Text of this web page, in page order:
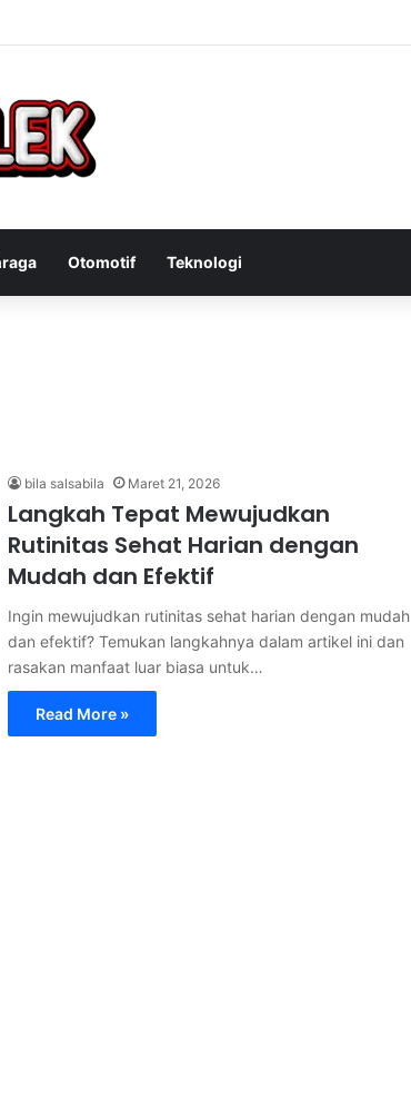
Tindakan Tegas Atas Kejahatan Sepeda Motor
Otomotif Teknologi
bila salsabila Maret 21, 2026
Langkah Tepat Mewujudkan
Rutinitas Sehat Harian dengan
Mudah dan Efektif
Ingin mewujudkan rutinitas sehat harian dengan mudah
dan efektif? Temukan langkahnya dalam artikel ini dan
rasakan manfaat luar biasa untuk…
Read More »